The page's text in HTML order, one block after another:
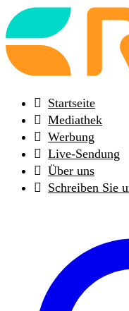
Back
to
frontpage
Startseite
Mediathek
Werbung
Live-Sendung
Über uns
Schreiben Sie